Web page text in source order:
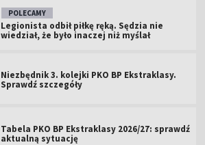
POLECAMY
Legionista odbił piłkę ręką. Sędzia nie
wiedział, że było inaczej niż myślał
Niezbędnik 3. kolejki PKO BP Ekstraklasy.
Sprawdź szczegóły
Tabela PKO BP Ekstraklasy 2026/27: sprawdź
aktualną sytuację